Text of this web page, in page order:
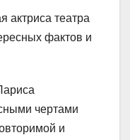
актриса театра
фактов и
чертами
и